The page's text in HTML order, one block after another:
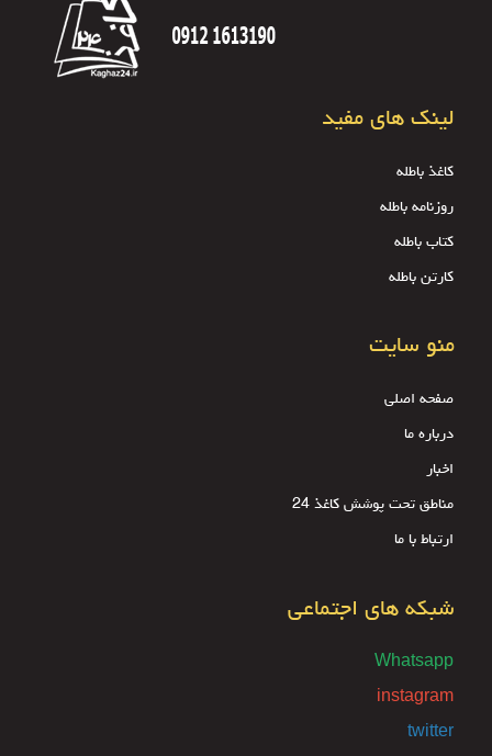
لینک های مفید
کاغذ باطله
روزنامه باطله
کتاب باطله
کارتن باطله
منو سایت
صفحه اصلی
درباره ما
اخبار
مناطق تحت پوشش کاغذ 24
ارتباط با ما
شبکه های اجتماعی
Whatsapp
instagram
twitter